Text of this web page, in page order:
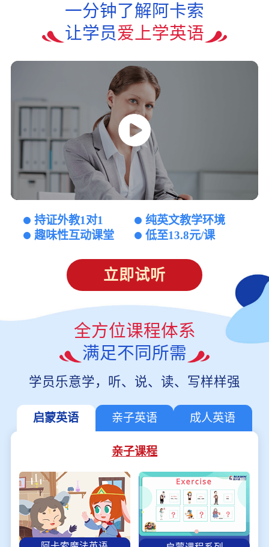
一分钟了解阿卡索
让学员爱上学英语
持证外教1对1
纯英文教学环境
趣味性互动课堂
低至13.8元/课
立即试听
全方位课程体系
满足不同所需
学员乐意学，听、说、读、写样样强
启蒙英语 亲子英语 成人英语
亲子课程